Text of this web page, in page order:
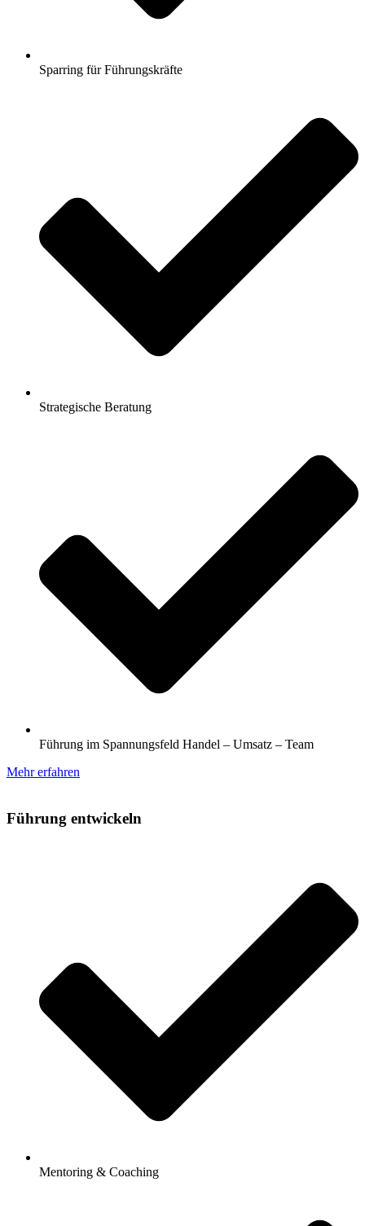
Sparring für Führungskräfte
Strategische Beratung
Führung im Spannungsfeld Handel – Umsatz – Team
Mehr erfahren
Führung entwickeln
Mentoring & Coaching